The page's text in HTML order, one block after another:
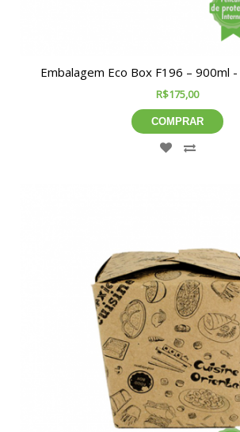
Embalagem Eco Box F196 – 900ml
R$175,00
COMPRAR